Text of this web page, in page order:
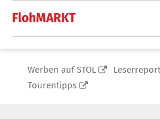
FlohMARKT
Werben auf STOL
Tourentipps